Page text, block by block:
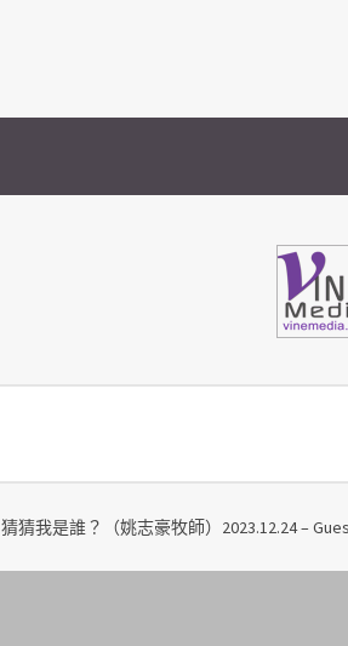
猜猜我是誰？（姚志豪牧師）2023.12.24 –